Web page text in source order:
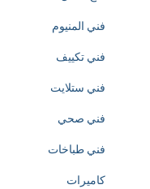
o
n
o
h
فني المنيوم
فني تكييف
فني ستلايت
فني صحي
فني طباخات
كاميرات